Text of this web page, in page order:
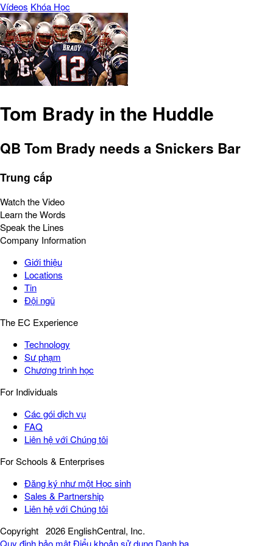
Vídeos Khóa Học
Tom Brady in the Huddle
QB Tom Brady needs a Snickers Bar
Trung cấp
Watch the Video
Learn the Words
Speak the Lines
Company Information
Giới thiệu
Locations
Tin
Đội ngũ
The EC Experience
Technology
Sư phạm
Chương trình học
For Individuals
Các gói dịch vụ
FAQ
Liên hệ với Chúng tôi
For Schools & Enterprises
Đăng ký như một Học sinh
Sales & Partnership
Liên hệ với Chúng tôi
Copyright 2026 EnglishCentral, Inc.